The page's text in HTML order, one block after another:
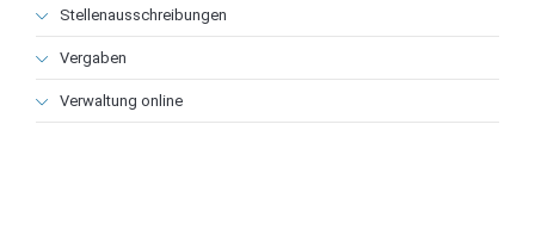
Stellenausschreibungen
Vergaben
Verwaltung online